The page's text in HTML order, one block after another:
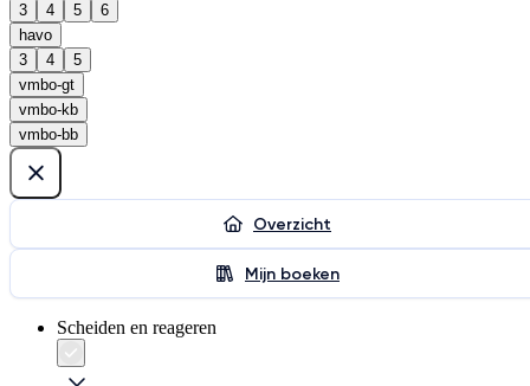
3
4 5
6
havo
3
4
5
vmbo-gt
vmbo-kb
vmbo-bb
Overzicht
Mijn boeken
Scheiden en reageren